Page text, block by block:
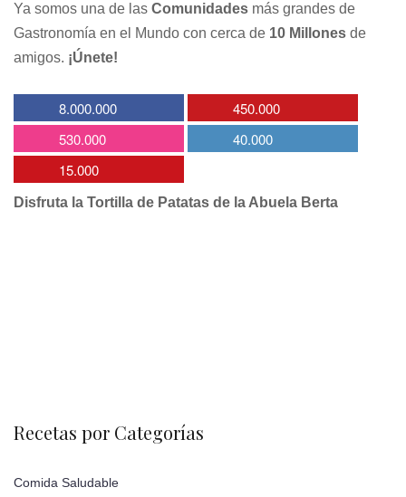
Ya somos una de las Comunidades más grandes de
Gastronomía en el Mundo con cerca de 10 Millones de
amigos. ¡Únete!
8.000.000
450.000
530.000
40.000
15.000
Disfruta la Tortilla de Patatas de la Abuela Berta
Recetas por Categorías
Comida Saludable